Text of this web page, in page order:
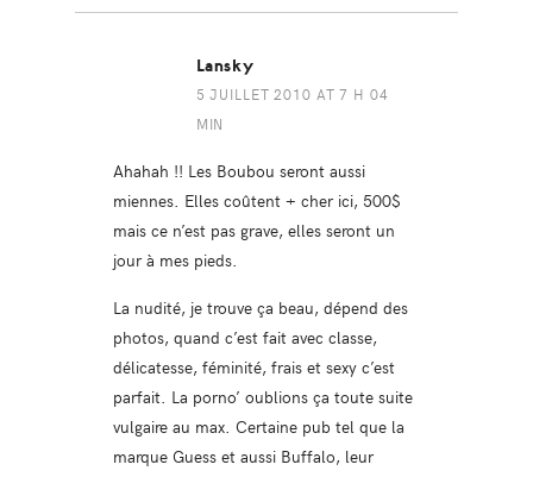
Lansky
5 JUILLET 2010 AT 7 H 04
MIN
Ahahah !! Les Boubou seront aussi
miennes. Elles coûtent + cher ici, 500$
mais ce n’est pas grave, elles seront un
jour à mes pieds.
La nudité, je trouve ça beau, dépend des
photos, quand c’est fait avec classe,
délicatesse, féminité, frais et sexy c’est
parfait. La porno’ oublions ça toute suite
vulgaire au max. Certaine pub tel que la
marque Guess et aussi Buffalo, leur